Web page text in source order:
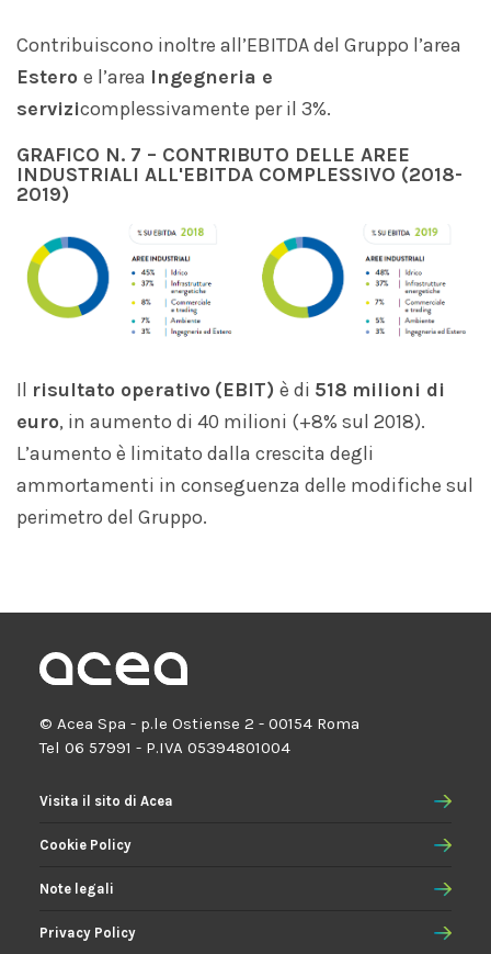
Contribuiscono inoltre all’EBITDA del Gruppo l’area
Estero e l’area Ingegneria e
servizicomplessivamente per il 3%.
GRAFICO N. 7 – CONTRIBUTO DELLE AREE
INDUSTRIALI ALL'EBITDA COMPLESSIVO (2018-
2019)
Il risultato operativo (EBIT) è di 518 milioni di
euro, in aumento di 40 milioni (+8% sul 2018).
L’aumento è limitato dalla crescita degli
ammortamenti in conseguenza delle modifiche sul
perimetro del Gruppo.
© Acea Spa - p.le Ostiense 2 - 00154 Roma
Tel 06 57991 - P.IVA 05394801004
Visita il sito di Acea
Cookie Policy
Note legali
Privacy Policy